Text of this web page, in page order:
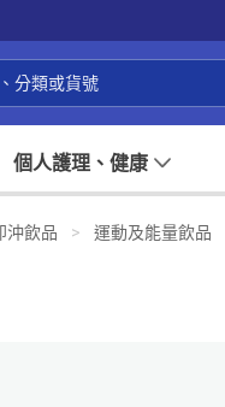
個人護理、健康
沖飲品 > 運動及能量飲品